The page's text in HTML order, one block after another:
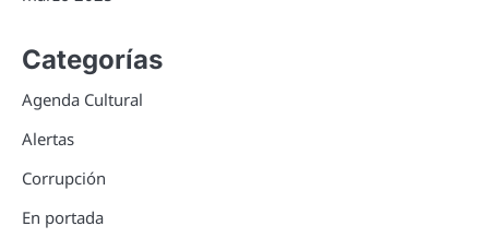
Categorías
Agenda Cultural
Alertas
Corrupción
En portada